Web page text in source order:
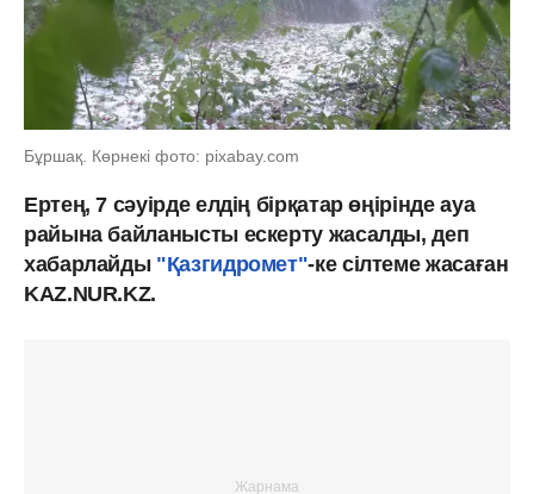
Бұршақ. Көрнекі фото: pixabay.com
Ертең, 7 сәуірде елдің бірқатар өңірінде ауа
райына байланысты ескерту жасалды, деп
хабарлайды "Қазгидромет"-ке сілтеме жасаған
KAZ.NUR.KZ.